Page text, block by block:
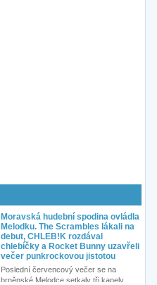
Moravská hudební spodina ovládla
Melodku. The Scrambles lákali na
debut, CHLEB!K rozdával
chlebíčky a Rocket Bunny uzavřeli
večer punkrockovou jistotou
Poslední červencový večer se na
brněnské Melodce setkaly tři kapely...